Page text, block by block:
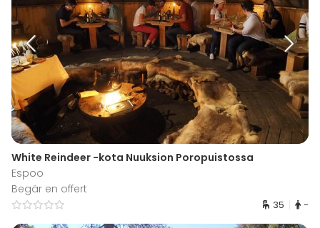
White Reindeer -kota Nuuksion Poropuistossa
Espoo
Begär en offert
35 -